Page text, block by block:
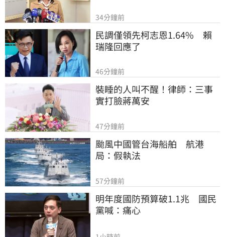
34分鐘前
民調僅領先柯志恩1.64%　賴
瑞隆回應了
46分鐘前
裝睡的人叫不醒！律師：三事
實打臉蔣萬安
47分鐘前
颱風中國管台海船舶　航港
局：假執法
57分鐘前
明年度國防預算破1.1兆　國民
黨喊：痛心